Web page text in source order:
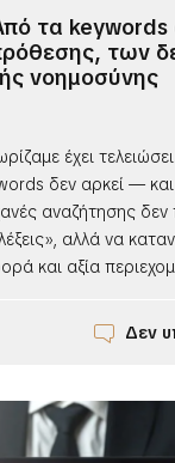
τα keywords
των
νοημοσύνης
έχει
δεν αρκεί — και
αναζήτησης
αλλά να
και αξία
Δεν